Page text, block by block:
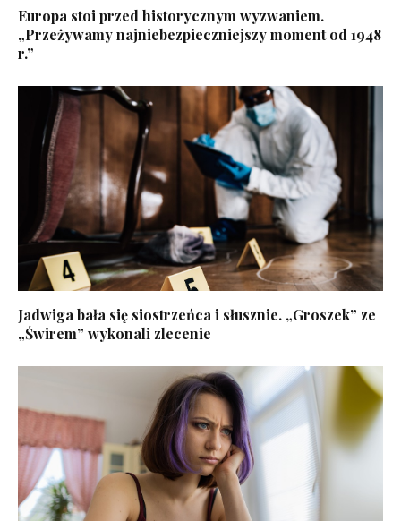
Europa stoi przed historycznym wyzwaniem.
„Przeżywamy najniebezpieczniejszy moment od 1948
r.”
Jadwiga bała się siostrzeńca i słusznie. „Groszek” ze
„Świrem” wykonali zlecenie